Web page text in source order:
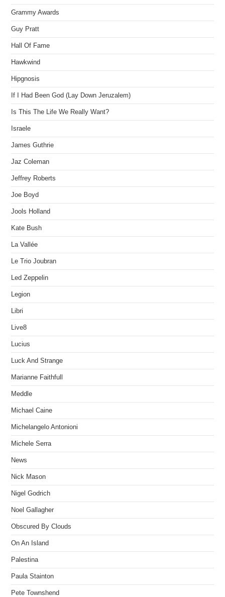
Grammy Awards
Guy Pratt
Hall Of Fame
Hawkwind
Hipgnosis
If I Had Been God (Lay Down Jeruzalem)
Is This The Life We Really Want?
Israele
James Guthrie
Jaz Coleman
Jeffrey Roberts
Joe Boyd
Jools Holland
Kate Bush
La Vallée
Le Trio Joubran
Led Zeppelin
Legion
Libri
Live8
Lucius
Luck And Strange
Marianne Faithfull
Meddle
Michael Caine
Michelangelo Antonioni
Michele Serra
News
Nick Mason
Nigel Godrich
Noel Gallagher
Obscured By Clouds
On An Island
Palestina
Paula Stainton
Pete Townshend